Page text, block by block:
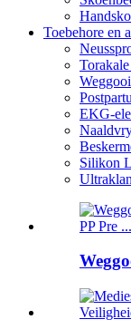
Toebehore en
EKG-
Silikon